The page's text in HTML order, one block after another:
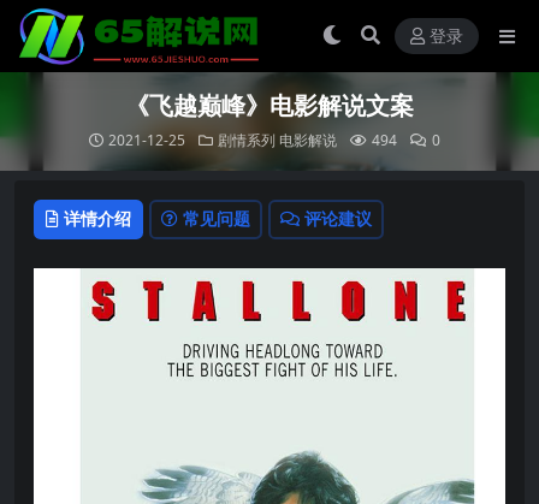
登录
《飞越巅峰》电影解说文案
2021-12-25 剧情系列 电影解说 494 0
详情介绍 常见问题 评论建议